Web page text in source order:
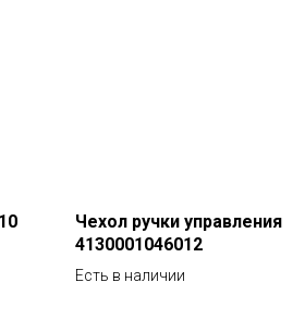
Чехол ручки управления
4130001046012
Есть в наличии